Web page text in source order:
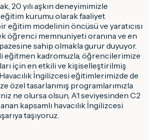
20 yılı aşkın deneyimimizle
kurumu olarak faaliyet
eğitim modelinin öncüsü ve yaratıcısı
öğrenci memnuniyeti oranına ve en
sahip olmakla gurur duyuyor.
eğitmen kadromuzla, öğrencilerimize
için en etkili ve kişiselleştirilmiş
İngilizcesi eğitimlerimizde de
özel tasarlanmış programlarımızla
ne olursa olsun, A1 seviyesinden C2
kapsamlı havacılık İngilizcesi
taşıyoruz.